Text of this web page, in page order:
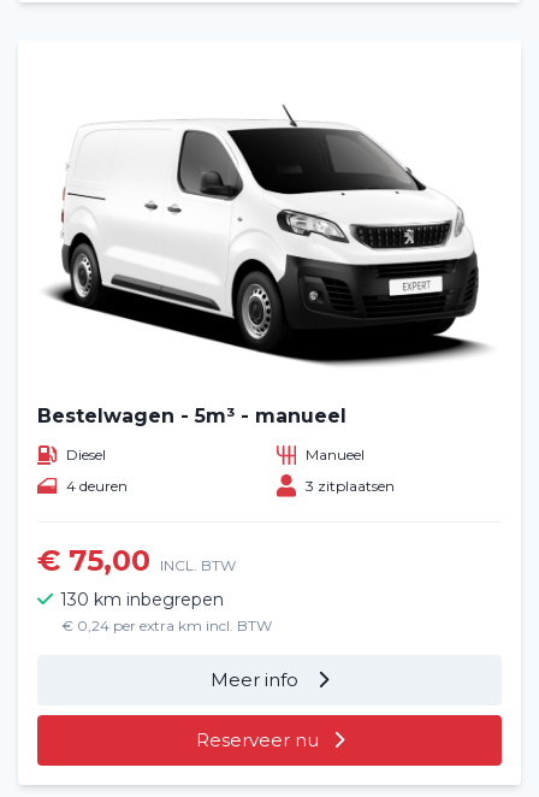
Bestelwagen - 5m³ - manueel
Diesel
Manueel
4 deuren
3 zitplaatsen
€ 75,00 INCL. BTW
130 km inbegrepen
€ 0,24 per extra km incl. BTW
Meer info
Reserveer nu